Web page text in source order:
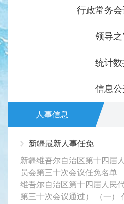
行政常务
领导之
统计
信息
人事信息
新疆最新人事任免
新疆维吾尔自治区第十四届
员会第三十次会议任免名单
维吾尔自治区第十四届人民
第三十次会议通过） （一）